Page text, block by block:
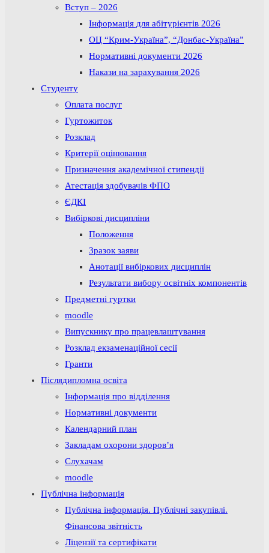
Вступ – 2026
Інформація для абітурієнтів 2026
ОЦ “Крим-Україна”, “Донбас-Україна”
Нормативні документи 2026
Накази на зарахування 2026
Студенту
Оплата послуг
Гуртожиток
Розклад
Критерії оцінювання
Призначення академічної стипендії
Атестація здобувачів ФПО
ЄДКІ
Вибіркові дисципліни
Положення
Зразок заяви
Анотації вибіркових дисциплін
Результати вибору освітніх компонентів
Предметні гуртки
moodle
Випускнику про працевлаштування
Розклад екзаменаційної сесії
Гранти
Післядипломна освіта
Інформація про відділення
Нормативні документи
Календарний план
Закладам охорони здоров’я
Слухачам
moodle
Публічна інформація
Публічна інформація. Публічні закупівлі.
Фінансова звітність
Ліцензії та сертифікати